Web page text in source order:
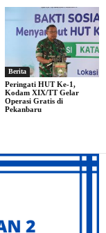
Berita
Peringati HUT Ke-1,
Kodam XIX/TT Gelar
Operasi Gratis di
Pekanbaru